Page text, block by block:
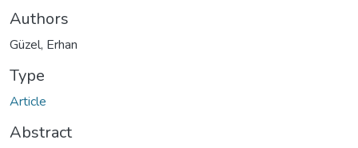
Authors
Güzel, Erhan
Type
Article
Abstract